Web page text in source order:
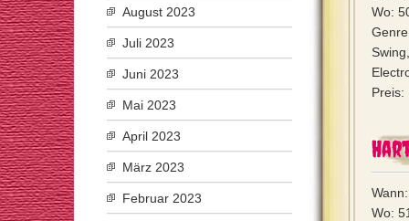
Wo:
Preis:
Wo:
August 2023
Juli 2023
Juni 2023
Mai 2023
April 2023
März 2023
Februar 2023